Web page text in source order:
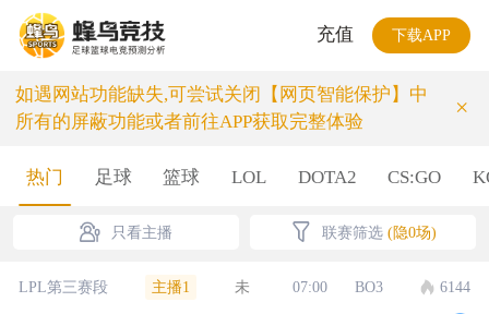
充值 下载APP
如遇网站功能缺失,可尝试关闭【网页智能保护】中
所有的屏蔽功能或者前往APP获取完整体验
×
热门 足球 篮球 LOL DOTA2 CS:GO
只看主播 联赛筛选 (隐0场)
LPL第三赛段 主播1 未 07:00 BO3 6144